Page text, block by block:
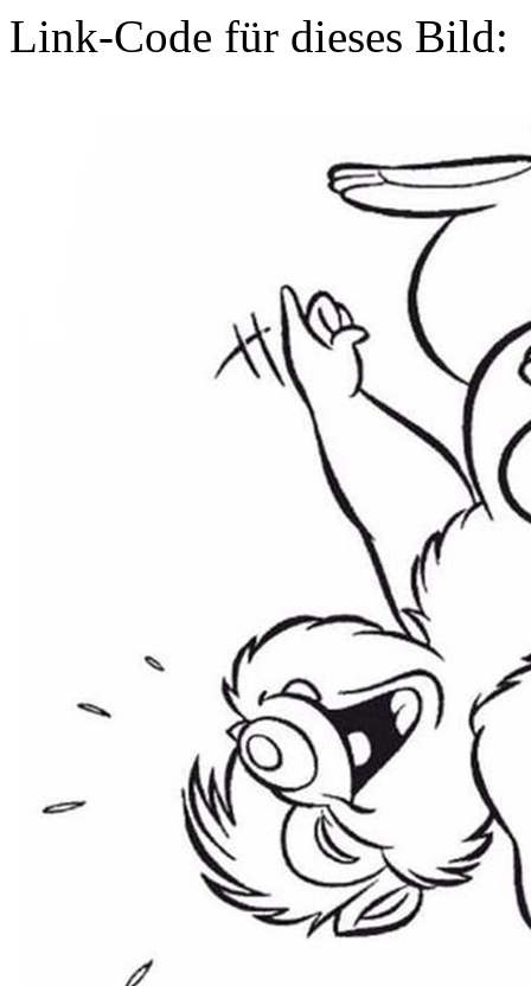
Link-Code für dieses Bild: